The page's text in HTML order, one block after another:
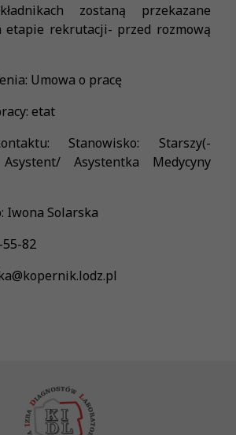
zostaną przekazane
etapie rekrutacji- przed rozmową
Umowa o pracę
etat
Stanowisko: Starszy(-
Asystent/ Asystentka Medycyny
Iwona Solarska
82